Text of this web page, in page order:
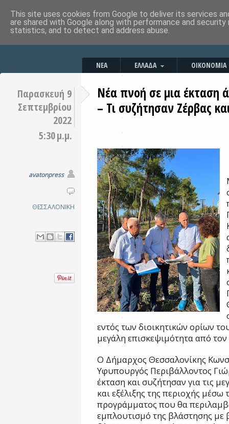
ΝΕΑ ΕΛΛΑΔΑ ΟΙΚΟΝΟΜΙΑ
Παρασκευή 9
Σεπτεμβρίου
2022
5:30 μ.μ.
avatonpress
ΘΕΣΣΑΛΟΝΙΚΗ
Νέα πνοή σε μια έκταση
– Τι συζήτησαν Ζέρβας
εντός των διοικητικών ορίων
μεγάλη επισκεψιμότητα από
Ο Δήμαρχος Θεσσαλονίκης
Υφυπουργός Περιβάλλοντος
έκταση και συζήτησαν για τις
και εξέλιξης της περιοχής
προγράμματος που θα
εμπλουτισμό της βλάστησης
This site uses cookies from Google to deliver its services
are shared with Google along with performance and
statistics, and to detect and address abuse.